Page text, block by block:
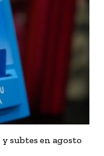
subtes en agosto